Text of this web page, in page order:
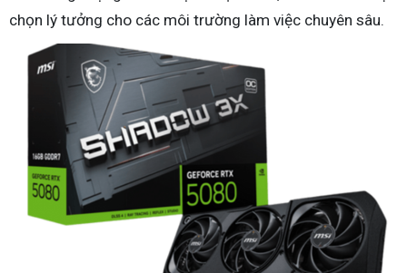
chọn lý tưởng cho các môi trường làm việc chuyên sâu.